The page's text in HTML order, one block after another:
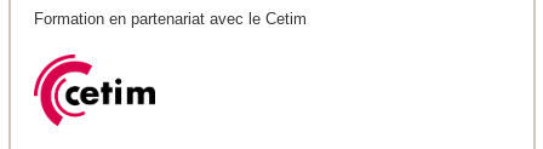
Formation en partenariat avec le Cetim